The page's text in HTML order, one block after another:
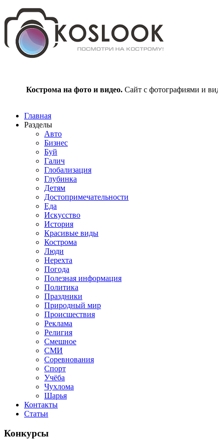
Кострома на фото и видео. Сайт с фотографиями и
Главная
Разделы
Авто
Бизнес
Буй
Галич
Глобализация
Глубинка
Детям
Достопримечательности
Еда
Искусство
История
Красивые виды
Кострома
Люди
Нерехта
Погода
Полезная информация
Политика
Праздники
Природный мир
Происшествия
Реклама
Религия
Смешное
СМИ
Соревнования
Спорт
Учёба
Чухлома
Шарья
Контакты
Статьи
Конкурсы